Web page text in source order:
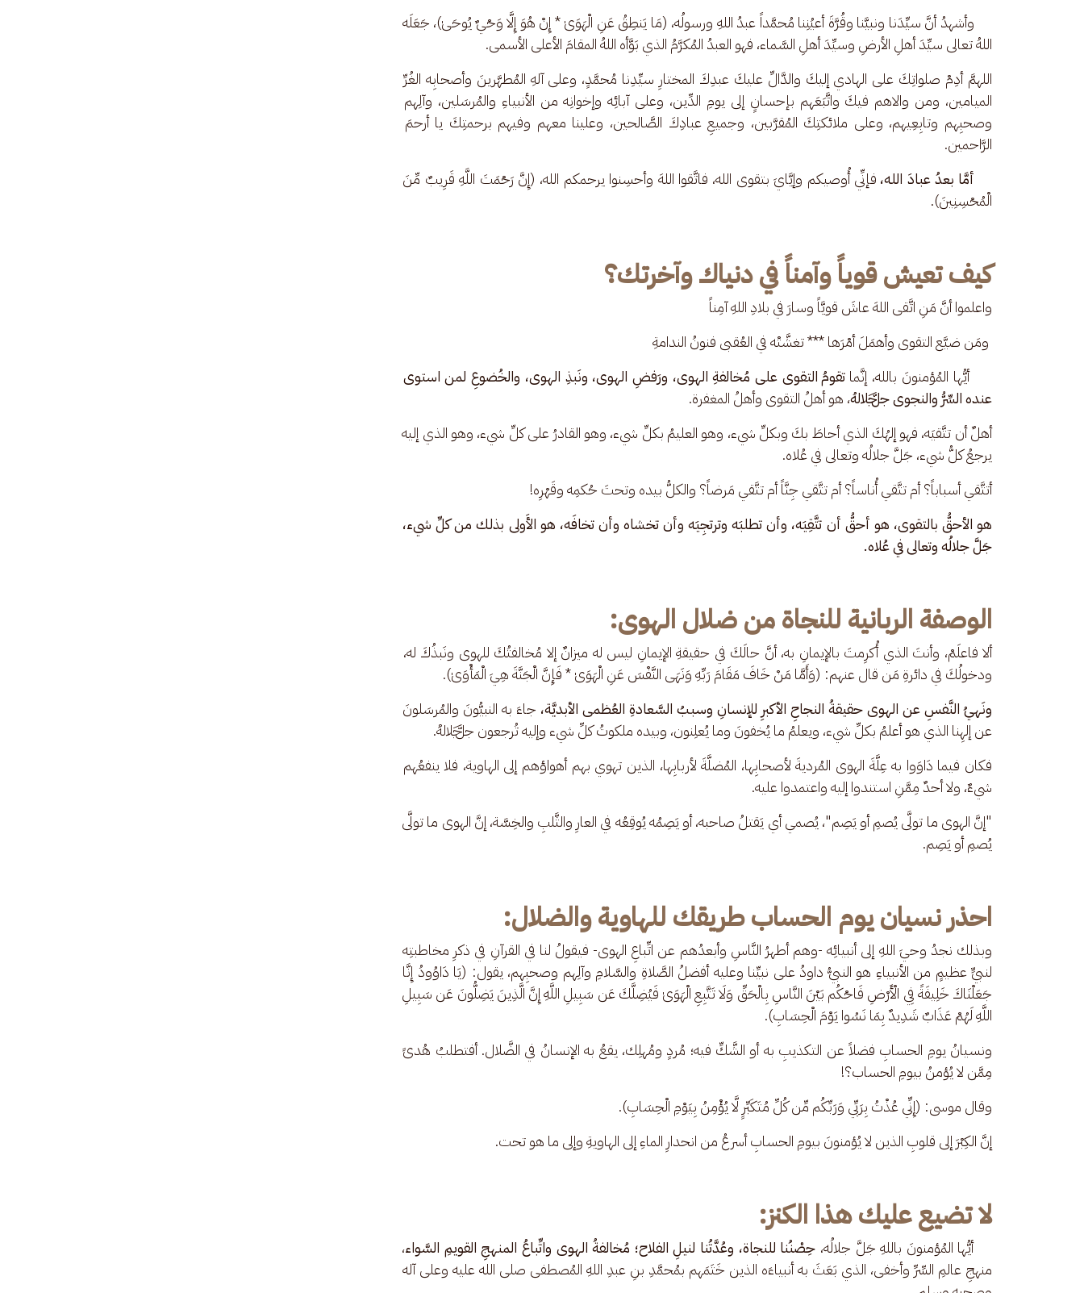
وأشهدُ أنَّ سيِّدَنا ونبيَّنا وقُرَّةَ أعيُنِنا مُحمَّداً عبدُ اللهِ ورسولُه، (مَا يَنطِقُ عَنِ الْهَوَىٰ * إِنْ هُوَ إِلَّا وَحْيٌ يُوحَىٰ)، جَعَلَه
اللهُ تعالى سيِّدَ أهلِ الأرضِ وسيِّدَ أهلِ السَّماء، فهو العبدُ المُكرَّمُ الذي بَوَّأه اللهُ المقامَ الأعلى الأسمى.
اللهمَّ أدِمْ صلواتِكَ على الهادي إليكَ والدَّالِّ عليكَ عبدِكَ المختارِ سيِّدِنا مُحمَّدٍ، وعلى آلهِ المُطهَّرينَ وأصحابِه الغُرِّ
الميامين، ومن والاهم فيكَ واتَّبَعَهم بإحسانٍ إلى يومِ الدِّين، وعلى آبائِه وإخوانِه من الأنبياءِ والمُرسَلين، وآلِهم
وصحبِهم وتابِعِيهم، وعلى ملائكتِكَ المُقرَّبين، وجميعِ عبادِكَ الصَّالحين، وعلينا معهم وفيهم برحمتِكَ يا أرحمَ
الرَّاحمين.
أمَّا بعدُ عبادَ الله، فإنِّي أُوصيكم وإيَّايَ بتقوى الله، فاتَّقوا اللهَ وأحسِنوا يرحمكم الله، (إِنَّ رَحْمَتَ اللَّهِ قَرِيبٌ مِّنَ
الْمُحْسِنِينَ).
كيف تعيش قوياً وآمناً في دنياك وآخرتك؟
واعلموا أنَّ مَنِ اتَّقى اللهَ عاشَ قويَّاً وسارَ في بلادِ اللهِ آمِناً
ومَن ضيَّع التقوى وأهمَلَ أمْرَها *** تغشَّتْه في العُقبى فنونُ الندامةِ
أيُّها المُؤمنونَ بالله، إنَّما تقومُ التقوى على مُخالفةِ الهوى، ورَفضِ الهوى، ونَبذِ الهوى، والخُضوعِ لمن استوى
عنده السِّرُّ والنجوى ﷻ، هو أهلُ التقوى وأهلُ المغفرة.
أهلٌ أن تتَّقيَه، فهو إلهُكَ الذي أحاطَ بكَ وبكلِّ شيء، وهو العليمُ بكلِّ شيء، وهو القادرُ على كلِّ شيء، وهو الذي إليه
يرجعُ كلُّ شيء، جَلَّ جلالُه وتعالى في عُلاه.
أتتَّقي أسباباً؟ أم تتَّقي أُناساً؟ أم تتَّقي جِنَّاً أم تتَّقي مَرضاً؟ والكلُّ بيده وتحتَ حُكمِه وقَهْرِه!
هو الأحقُّ بالتقوى، هو أحقُّ أن تتَّقِيَه، وأن تطلبَه وترتجِيَه وأن تخشاه وأن تخافَه، هو الأَولى بذلك من كلِّ شيء،
جَلَّ جلالُه وتعالى في عُلاه.
الوصفة الربانية للنجاة من ضلال الهوى:
ألا فاعلَمْ، وأنتَ الذي أُكرِمتَ بالإيمانِ به، أنَّ حالَكَ في حقيقةِ الإيمانِ ليس له ميزانٌ إلا مُخالفتُكَ للهوى ونَبذُكَ له،
ودخولُكَ في دائرةِ مَن قال عنهم: (وَأَمَّا مَنْ خَافَ مَقَامَ رَبِّهِ وَنَهَى النَّفْسَ عَنِ الْهَوَىٰ * فَإِنَّ الْجَنَّةَ هِيَ الْمَأْوَىٰ).
ونَهيُ النَّفسِ عن الهوى حقيقةُ النجاحِ الأكبرِ للإنسانِ وسببُ السَّعادةِ العُظمى الأبديَّة، جاءَ به النبيُّونَ والمُرسَلونَ
عن إلهِنا الذي هو أعلمُ بكلِّ شيء، ويعلمُ ما يُخفونَ وما يُعلِنون، وبيده ملكوتُ كلِّ شيء وإليه تُرجعون ﷻ.
فكان فيما دَاوَوا به عِلَّةَ الهوى المُرديةَ لأصحابِها، المُضلَّةَ لأربابِها، الذين تهوي بهم أهواؤهم إلى الهاوية، فلا ينفعُهم
شيءٌ، ولا أحدٌ مِمَّنِ استندوا إليه واعتمدوا عليه.
"إنَّ الهوى ما تولَّى يُصمِ أو يَصِم"، يُصمي أي يَقتلُ صاحبه، أو يَصِمُه يُوقِعُه في العارِ والثَّلبِ والخِسَّة، إنَّ الهوى ما تولَّى
يُصمِ أو يَصِم.
احذر نسيان يوم الحساب طريقك للهاوية والضلال:
وبذلك نجدُ وحيَ اللهِ إلى أنبيائِه -وهم أطهرُ النَّاسِ وأبعدُهم عن اتِّباعِ الهوى- فيقولُ لنا في القرآنِ في ذكرِ مخاطبتِه
لنبيٍّ عظيمٍ من الأنبياءِ هو النبيُّ داودُ على نبيِّنا وعليه أفضلُ الصَّلاةِ والسَّلامِ وآلِهم وصحبِهم، يقول: (يَا دَاوُودُ إِنَّا
جَعَلْنَاكَ خَلِيفَةً فِي الْأَرْضِ فَاحْكُم بَيْنَ النَّاسِ بِالْحَقِّ وَلَا تَتَّبِعِ الْهَوَىٰ فَيُضِلَّكَ عَن سَبِيلِ اللَّهِ إِنَّ الَّذِينَ يَضِلُّونَ عَن سَبِيلِ
اللَّهِ لَهُمْ عَذَابٌ شَدِيدٌ بِمَا نَسُوا يَوْمَ الْحِسَابِ).
ونسيانُ يومِ الحسابِ فضلاً عن التكذيبِ به أو الشَّكِّ فيه؛ مُردٍ ومُهلِك، يقعُ به الإنسانُ في الضَّلال. أفتطلبُ هُدىً
مِمَّن لا يُؤمنُ بيومِ الحساب؟!
وقال موسى: (إِنِّي عُذْتُ بِرَبِّي وَرَبِّكُم مِّن كُلِّ مُتَكَبِّرٍ لَّا يُؤْمِنُ بِيَوْمِ الْحِسَابِ).
إنَّ الكِبْرَ إلى قلوبِ الذين لا يُؤمنونَ بيومِ الحسابِ أسرعُ من انحدارِ الماءِ إلى الهاويةِ وإلى ما هو تحت.
لا تضيع عليك هذا الكنز:
أيُّها المُؤمنونَ باللهِ جَلَّ جلالُه، حِصْنُنا للنجاة، وعُدَّتُنا لنيلِ الفلاح؛ مُخالفةُ الهوى واتِّباعُ المنهجِ القويمِ السَّواء،
منهجِ عالمِ السِّرِّ وأخفى، الذي بَعَثَ به أنبياءَه الذين خَتَمَهم بمُحمَّدِ بنِ عبدِ اللهِ المُصطفى صلى الله عليه وعلى آله